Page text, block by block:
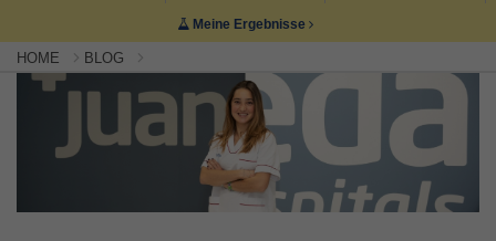
Meine Ergebnisse
HOME BLOG